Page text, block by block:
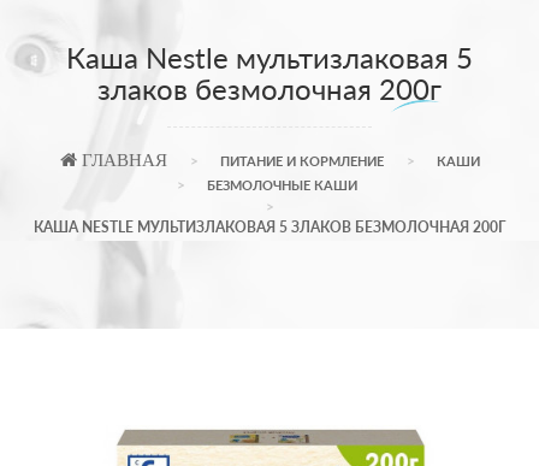
Каша Nestle мультизлаковая 5
злаков безмолочная 200г
ГЛАВНАЯ ПИТАНИЕ И КОРМЛЕНИЕ
КАШИ
БЕЗМОЛОЧНЫЕ КАШИ
КАША NESTLE МУЛЬТИЗЛАКОВАЯ 5 ЗЛАКОВ БЕЗМОЛОЧНАЯ 200Г